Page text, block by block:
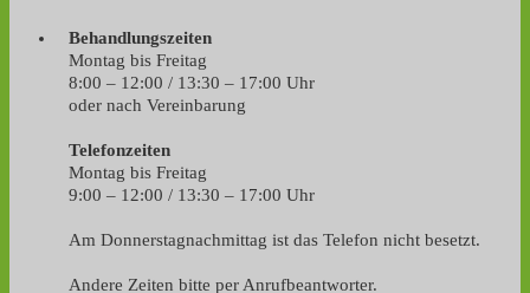
Behandlungszeiten
Montag bis Freitag
8:00 – 12:00 / 13:30 – 17:00 Uhr
oder nach Vereinbarung
Telefonzeiten
Montag bis Freitag
9:00 – 12:00 / 13:30 – 17:00 Uhr
Am Donnerstagnachmittag ist das Telefon nicht besetzt.
Andere Zeiten bitte per Anrufbeantworter.